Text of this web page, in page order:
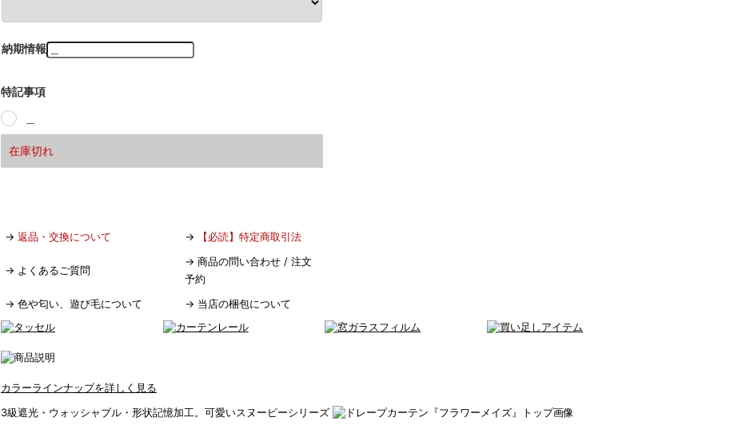
納期情報
特記事項
在庫切れ
→ 返品・交換について → 【必読】特定商取引法
→ よくあるご質問
→ 商品の問い合わせ / 注文
予約
→ 色や匂い、遊び毛について → 当店の梱包について
カラーラインナップを詳しく見る
3級遮光・ウォッシャブル・形状記憶加工。可愛いスヌーピーシリーズ